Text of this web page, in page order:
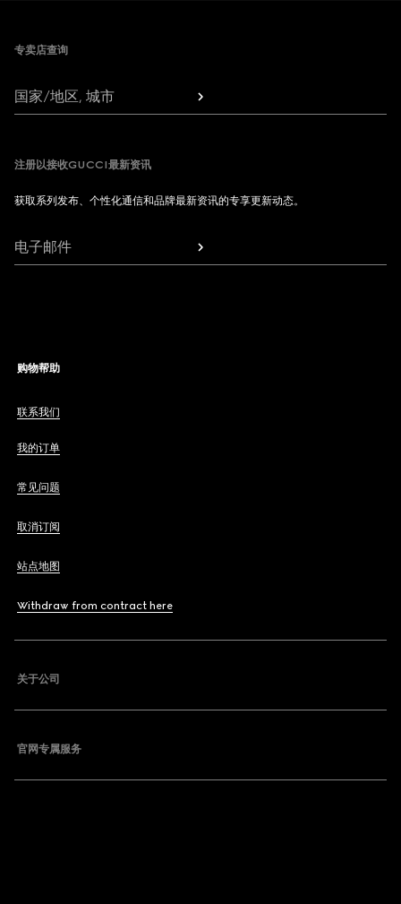
专卖店查询
国家/地区, 城市
注册以接收GUCCI最新资讯
获取系列发布、个性化通信和品牌最新资讯的专享更新动态。
电子邮件
购物帮助
联系我们
我的订单
常见问题
取消订阅
站点地图
Withdraw from contract here
关于公司
官网专属服务